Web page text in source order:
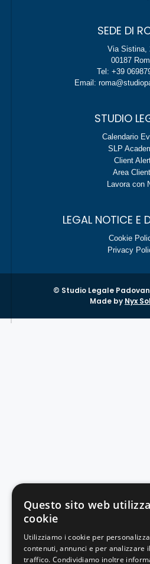
SEDE DI
Via Sistina,
00187
Tel: +39
Email:
STUDIO
Calendario
SLP
Client
Area
Lavora con
LEGAL NOTICE E
Cookie
Privacy
© Studio Legale Padovan
Made by Nyx
Questo sito web utilizza
cookie
Utilizziamo i cookie per
contenuti, annunci e per analizzare
traffico. Condividiamo inoltre